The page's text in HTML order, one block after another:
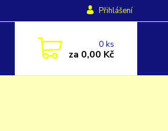
Přihlášení
0ks
za 0,00 Kč